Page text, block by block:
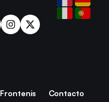
Frontenis
Contacto